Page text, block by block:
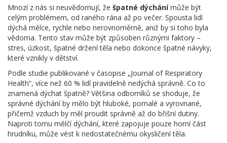
Mnozí z nás si neuvědomují, že špatné dýchánímůže být
celým problémem, od raného rána až po večer. Spousta lidí
dýchá mělce, rychle nebo nerovnoměrně, aniž by si toho byla
vědoma. Tento stav může být způsoben různými faktory –
stres, úzkost, špatné držení těla nebo dokonce špatné návyky,
které vznikly v dětství.
Podle studie publikované v časopise „Journal of Respiratory
Health“, více než 60 % lidí pravidelně nedýchá správně. Co to
znamená dýchat špatně? Většina odborníků se shoduje, že
správné dýchání by mělo být hluboké, pomalé a vyrovnané,
přičemž vzduch by měl proudit správně až do břišní dutiny.
Naproti tomu mělčí dýchání, které zapojuje pouze horní část
hrudníku, může vést k nedostatečnému okysličení těla.